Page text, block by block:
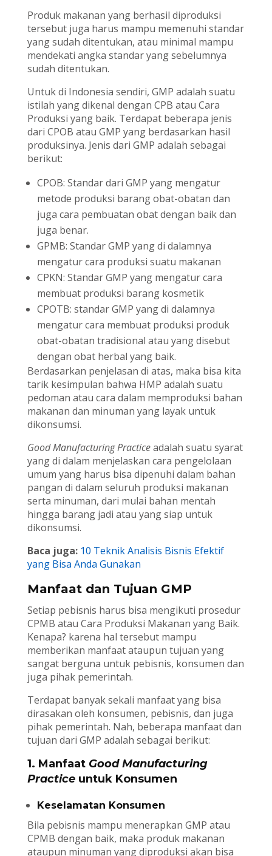
Produk makanan yang berhasil diproduksi
tersebut juga harus mampu memenuhi standar
yang sudah ditentukan, atau minimal mampu
mendekati angka standar yang sebelumnya
sudah ditentukan.
Untuk di Indonesia sendiri, GMP adalah suatu
istilah yang dikenal dengan CPB atau Cara
Produksi yang baik. Terdapat beberapa jenis
dari CPOB atau GMP yang berdasarkan hasil
produksinya. Jenis dari GMP adalah sebagai
berikut:
CPOB: Standar dari GMP yang mengatur
metode produksi barang obat-obatan dan
juga cara pembuatan obat dengan baik dan
juga benar.
GPMB: Standar GMP yang di dalamnya
mengatur cara produksi suatu makanan
CPKN: Standar GMP yang mengatur cara
membuat produksi barang kosmetik
CPOTB: standar GMP yang di dalamnya
mengatur cara membuat produksi produk
obat-obatan tradisional atau yang disebut
dengan obat herbal yang baik.
Berdasarkan penjelasan di atas, maka bisa kita
tarik kesimpulan bahwa HMP adalah suatu
pedoman atau cara dalam memproduksi bahan
makanan dan minuman yang layak untuk
dikonsumsi.
Good Manufacturing Practiceadalah suatu syarat
yang di dalam menjelaskan cara pengelolaan
umum yang harus bisa dipenuhi dalam bahan
pangan di dalam seluruh produksi makanan
serta minuman, dari mulai bahan mentah
hingga barang jadi atau yang siap untuk
dikonsumsi.
Baca juga: 10 Teknik Analisis Bisnis Efektif
yang Bisa Anda Gunakan
Manfaat dan Tujuan GMP
Setiap pebisnis harus bisa mengikuti prosedur
CPMB atau Cara Produksi Makanan yang Baik.
Kenapa? karena hal tersebut mampu
memberikan manfaat ataupun tujuan yang
sangat berguna untuk pebisnis, konsumen dan
juga pihak pemerintah.
Terdapat banyak sekali manfaat yang bisa
dirasakan oleh konsumen, pebisnis, dan juga
pihak pemerintah. Nah, beberapa manfaat dan
tujuan dari GMP adalah sebagai berikut:
1. Manfaat Good Manufacturing
Practice untuk Konsumen
Keselamatan Konsumen
Bila pebisnis mampu menerapkan GMP atau
CPMB dengan baik, maka produk makanan
ataupun minuman yang diproduksi akan bisa